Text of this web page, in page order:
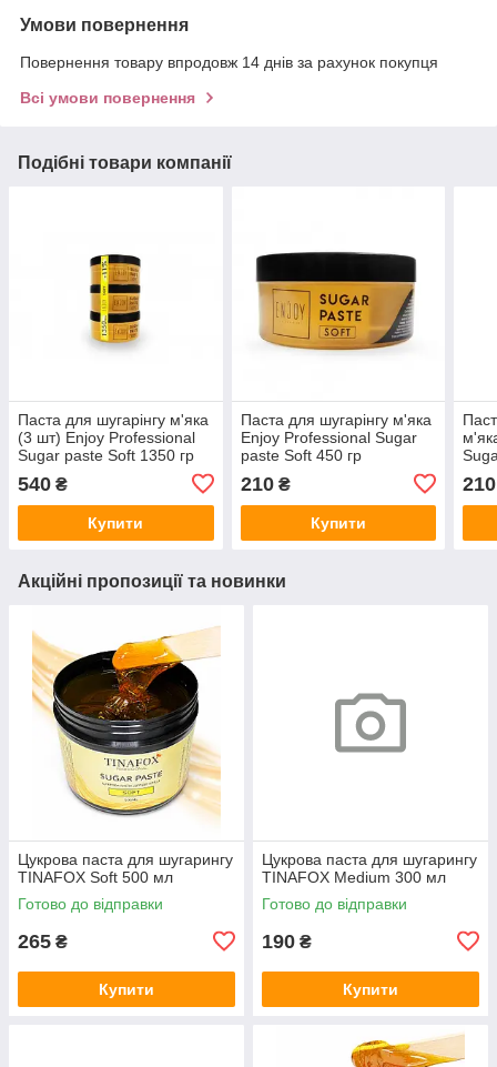
Умови повернення
Повернення товару впродовж 14 днів за рахунок покупця
Всі умови повернення
Подібні товари компанії
Паста для шугарінгу м'яка
(3 шт) Enjoy Professional
Sugar paste Soft 1350 гр
540 ₴
Купити
Паста для шугарінгу м'яка
Enjoy Professional Sugar
paste Soft 450 гр
210₴
Купити
210
Акційні пропозиції та новинки
Цукрова паста для шугарингу
TINAFOX Soft 500 мл
Готово до відправки
265 ₴
Купити
Цукрова паста для шугарингу
TINAFOX Medium 300 мл
Готово до відправки
190 ₴
Купити